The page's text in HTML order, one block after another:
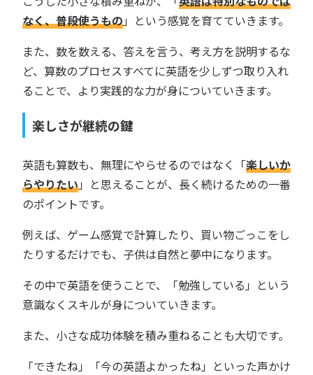
なく、普段使うもの」という感覚を育てていきます。
また、数を数える、答えを言う、考え方を説明するな
ど、算数のプロセスすべてに英語を少しずつ取り入れ
ることで、より実践的な力が身についていきます。
楽しさが継続の鍵
英語も算数も、無理にやらせるのではなく「楽しいか
らやりたい」と思えることが、長く続けるための一番
のポイントです。
例えば、ゲーム感覚で計算したり、買い物ごっこをし
たりするだけでも、子供は自然と夢中になります。
その中で英語を使うことで、「勉強している」という
意識なくスキルが身についていきます。
また、小さな成功体験を積み重ねることも大切です。
「できたね」「今の英語よかったね」といった声かけ